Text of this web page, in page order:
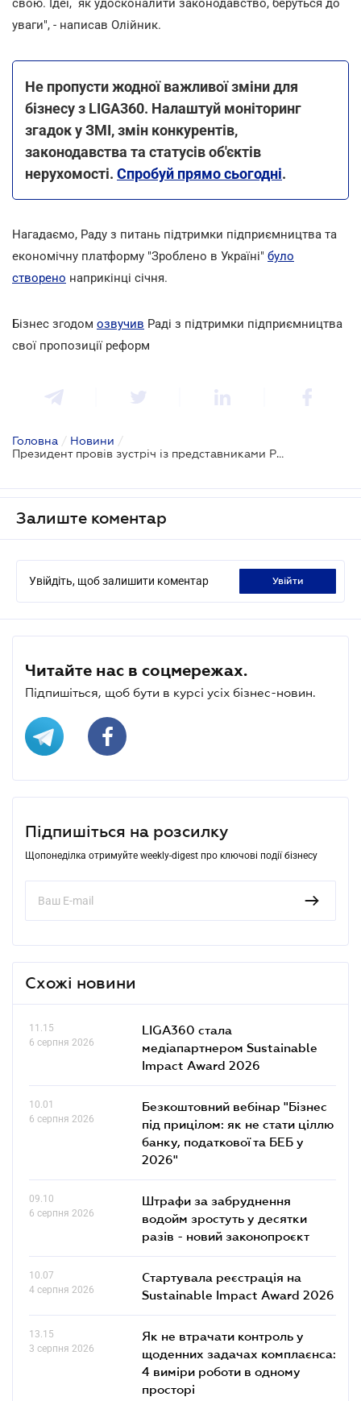
свою. Ідеї, як удосконалити законодавство, беруться до
уваги", - написав Олійник.
Не пропусти жодної важливої зміни для
бізнесу з LIGA360. Налаштуй моніторинг
згадок у ЗМІ, змін конкурентів,
законодавства та статусів об'єктів
нерухомості. Спробуй прямо сьогодні.
Нагадаємо, Раду з питань підтримки підприємництва та
економічну платформу "Зроблено в Україні" було
створено наприкінці січня.
Бізнес згодом озвучив Раді з підтримки підприємництва
свої пропозиції реформ
Головна / Новини /
Президент провів зустріч із представниками Ради з питань підтримки підприємництва
Залиште коментар
Увійдіть, щоб залишити коментар увійти
Читайте нас в соцмережах.
Підпишіться, щоб бути в курсі усіх бізнес-новин.
Підпишіться на розсилку
Щопонеділка отримуйте weekly-digest про ключові події бізнесу
Схожі новини
11.15
6 серпня 2026
LIGA360 стала
медіапартнером Sustainable
Impact Award 2026
10.01
6 серпня 2026
Безкоштовний вебінар "Бізнес
під прицілом: як не стати ціллю
банку, податкової та БЕБ у
2026"
09.10
6 серпня 2026
Штрафи за забруднення
водойм зростуть у десятки
разів - новий законопроєкт
10.07
4 серпня 2026
Стартувала реєстрація на
Sustainable Impact Award 2026
13.15
3 серпня 2026
Як не втрачати контроль у
щоденних задачах комплаєнса:
4 виміри роботи в одному
просторі